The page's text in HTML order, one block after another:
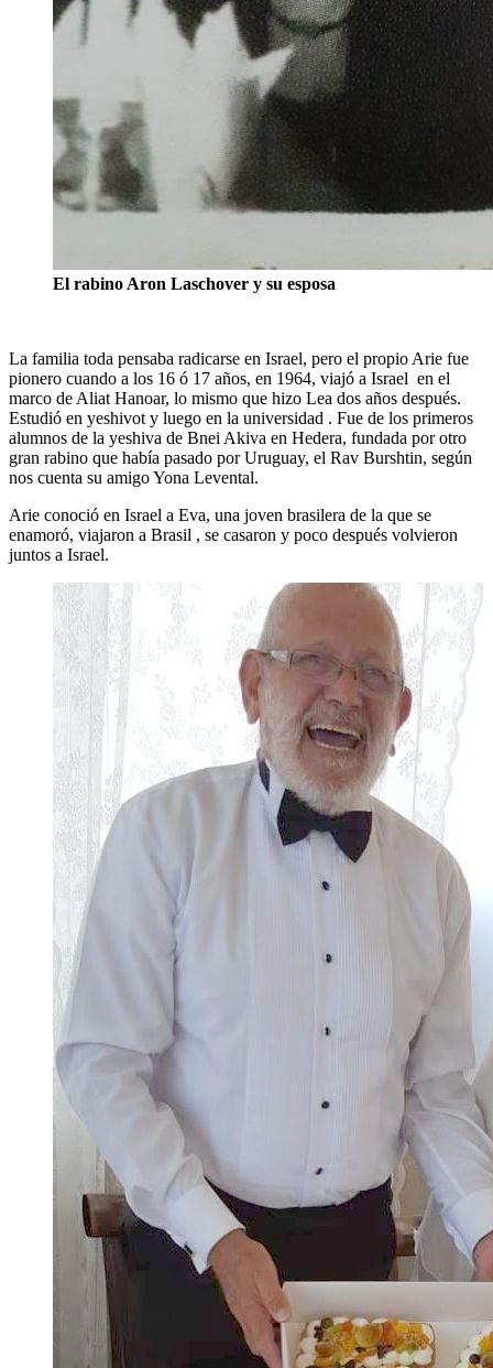
El rabino Aron Laschover y su esposa
La familia toda pensaba radicarse en Israel, pero el propio Arie fue
pionero cuando a los 16 ó 17 años, en 1964, viajó a Israel en el
marco de Aliat Hanoar, lo mismo que hizo Lea dos años después.
Estudió en yeshivot y luego en la universidad . Fue de los primeros
alumnos de la yeshiva de Bnei Akiva en Hedera, fundada por otro
gran rabino que había pasado por Uruguay, el Rav Burshtin, según
nos cuenta su amigo Yona Levental.
Arie conoció en Israel a Eva, una joven brasilera de la que se
enamoró, viajaron a Brasil , se casaron y poco después volvieron
juntos a Israel.